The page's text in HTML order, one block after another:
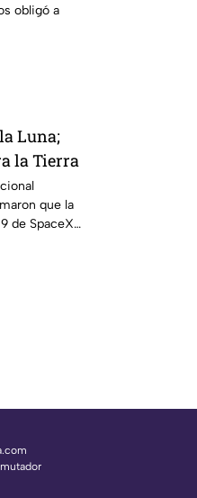
obligó a
Luna;
la Tierra
que la
de SpaceX
en los